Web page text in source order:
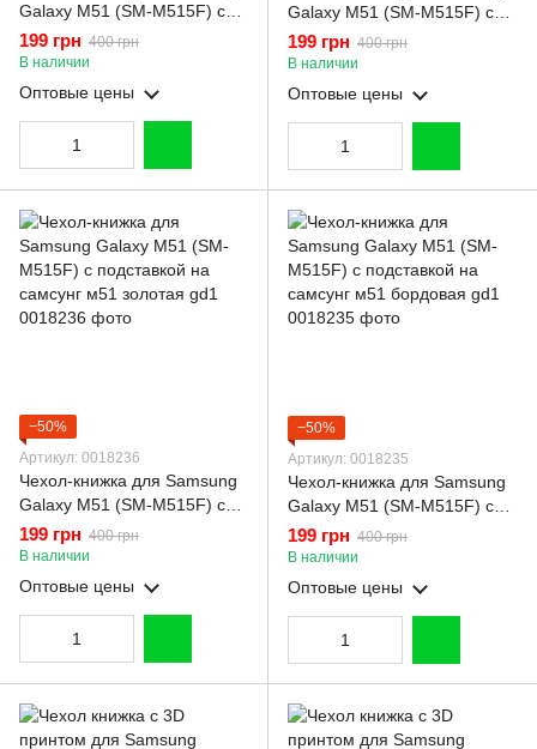
Galaxy M51 (SM-M515F) с
подставкой на самсунг м51
розовое золото gd1
199 грн 400 грн
В наличии
Оптовые цены
Galaxy M51 (SM-M515F) с
подставкой на самсунг м51
красная gd1
199 грн 400 грн
В наличии
Оптовые цены
−50%
Артикул: 0018236
Чехол-книжка для Samsung
Galaxy M51 (SM-M515F) с
подставкой на самсунг м51
золотая gd1
199 грн 400 грн
В наличии
Оптовые цены
−50%
Артикул: 0018235
Чехол-книжка для Samsung
Galaxy M51 (SM-M515F) с
подставкой на самсунг м51
бордовая gd1
199 грн 400 грн
В наличии
Оптовые цены